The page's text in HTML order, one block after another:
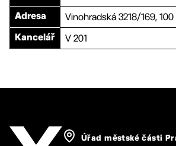
Adresa Vinohradská 3218/169, 100
Kancelář V 201
Úřad městské části